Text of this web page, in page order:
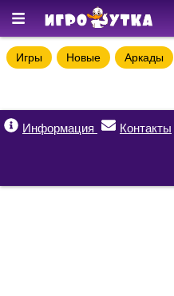
Игры Новые Аркады
Информация Контакты